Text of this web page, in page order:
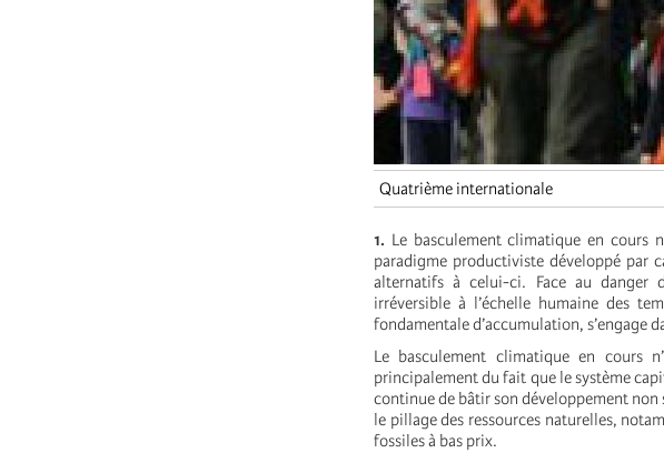
Quatrième internationale
1. Le basculement climatique en cours
paradigme productiviste développé par
alternatifs à celui-ci. Face au danger
irréversible à l’échelle humaine des
fondamentale d’accumulation, s’engage
Le basculement climatique en cours
principalement du fait que le système
continue de bâtir son développement non
le pillage des ressources naturelles,
fossiles à bas prix.